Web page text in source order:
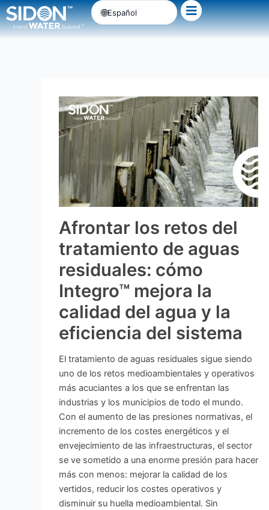
Ir
al
contenido
Español
Afrontar los retos del
tratamiento de aguas
residuales: cómo
Integro™ mejora la
calidad del agua y la
eficiencia del sistema
El tratamiento de aguas residuales sigue siendo
uno de los retos medioambientales y operativos
más acuciantes a los que se enfrentan las
industrias y los municipios de todo el mundo.
Con el aumento de las presiones normativas, el
incremento de los costes energéticos y el
envejecimiento de las infraestructuras, el sector
se ve sometido a una enorme presión para hacer
más con menos: mejorar la calidad de los
vertidos, reducir los costes operativos y
disminuir su huella medioambiental. Sin